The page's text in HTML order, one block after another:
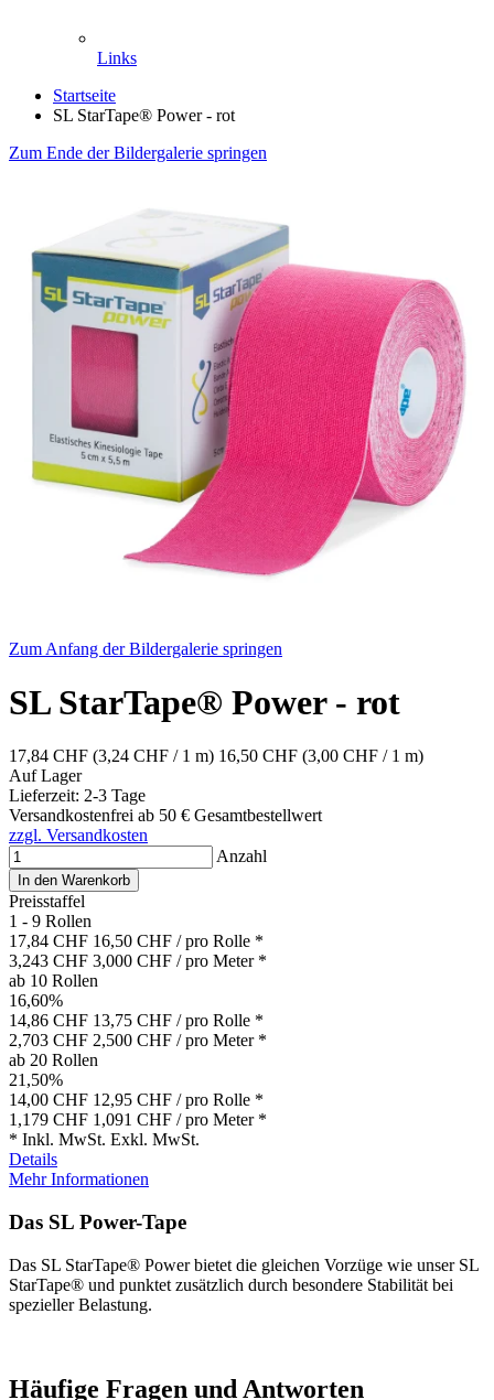
Links
Startseite
SL StarTape® Power - rot
Zum Ende der Bildergalerie springen
Zum Anfang der Bildergalerie springen
SL StarTape® Power - rot
17,84 CHF (3,24 CHF / 1 m) 16,50 CHF (3,00 CHF / 1 m)
Auf Lager
Lieferzeit: 2-3 Tage
Versandkostenfrei ab 50 € Gesamtbestellwert
zzgl. Versandkosten
Anzahl
In den Warenkorb
Preisstaffel
1 - 9 Rollen
17,84 CHF 16,50 CHF / pro Rolle *
3,243 CHF 3,000 CHF / pro Meter *
ab 10 Rollen
16,60%
14,86 CHF 13,75 CHF / pro Rolle *
2,703 CHF 2,500 CHF / pro Meter *
ab 20 Rollen
21,50%
14,00 CHF 12,95 CHF / pro Rolle *
1,179 CHF 1,091 CHF / pro Meter *
* Inkl. MwSt. Exkl. MwSt.
Details
Mehr Informationen
Das SL Power-Tape
Das SL StarTape® Power bietet die gleichen Vorzüge wie unser SL
StarTape® und punktet zusätzlich durch besondere Stabilität bei
spezieller Belastung.
Häufige Fragen und Antworten